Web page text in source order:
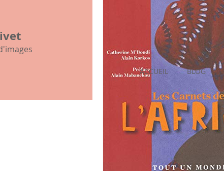
ACCUEIL BLOG
mon histoire familiale